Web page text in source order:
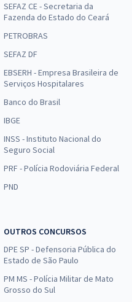
SEFAZ CE - Secretaria da
Fazenda do Estado do Ceará
PETROBRAS
SEFAZ DF
EBSERH - Empresa Brasileira de
Serviços Hospitalares
Banco do Brasil
IBGE
INSS - Instituto Nacional do
Seguro Social
PRF - Polícia Rodoviária Federal
PND
OUTROS CONCURSOS
DPE SP - Defensoria Pública do
Estado de São Paulo
PM MS - Polícia Militar de Mato
Grosso do Sul